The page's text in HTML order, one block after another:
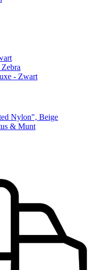
- Zwart
Nylon", Beige
& Munt